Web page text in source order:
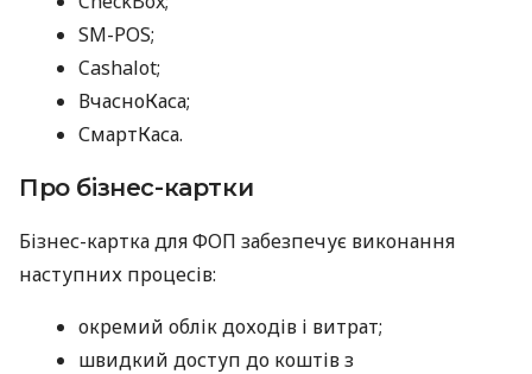
SM-POS;
Cashalot;
ВчасноКаса;
СмартКаса.
Про бізнес-картки
Бізнес-картка для ФОП забезпечує виконання
наступних процесів:
окремий облік доходів і витрат;
швидкий доступ до коштів з